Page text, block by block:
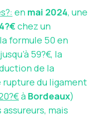
en mai 2024, une
chez un
formule 50 en
59?€, la
de la
rupture du ligament
à Bordeaux)
mais